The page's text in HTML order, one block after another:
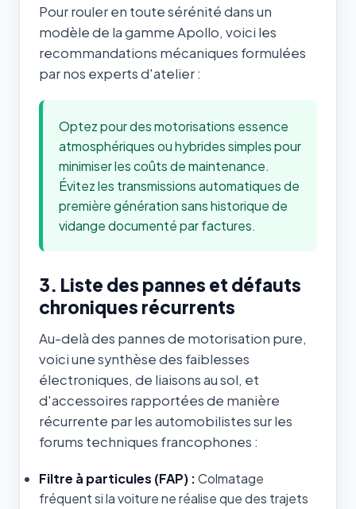
Pour rouler en toute sérénité dans un
modèle de la gamme Apollo, voici les
recommandations mécaniques formulées
par nos experts d'atelier :
Optez pour des motorisations essence
atmosphériques ou hybrides simples pour
minimiser les coûts de maintenance.
Évitez les transmissions automatiques de
première génération sans historique de
vidange documenté par factures.
3. Liste des pannes et défauts
chroniques récurrents
Au-delà des pannes de motorisation pure,
voici une synthèse des faiblesses
électroniques, de liaisons au sol, et
d'accessoires rapportées de manière
récurrente par les automobilistes sur les
forums techniques francophones :
Filtre à particules (FAP) :Colmatage
fréquent si la voiture ne réalise que des trajets